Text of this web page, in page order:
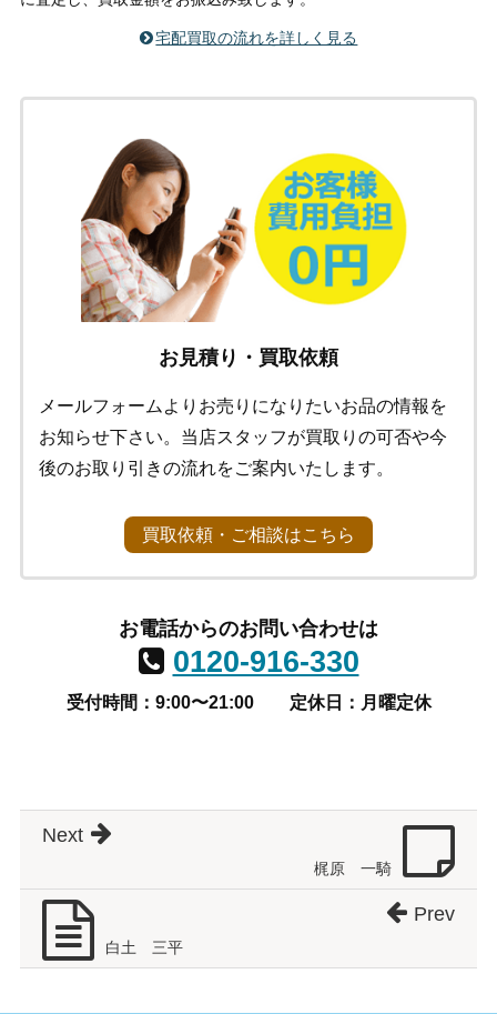
宅配買取の流れを詳しく見る
お見積り・買取依頼
メールフォームよりお売りになりたいお品の情報を
お知らせ下さい。当店スタッフが買取りの可否や今
後のお取り引きの流れをご案内いたします。
買取依頼・ご相談はこちら
お電話からのお問い合わせは
0120-916-330
受付時間：9:00〜21:00 定休日：月曜定休
梶原 一騎
Next
白土 三平
Prev